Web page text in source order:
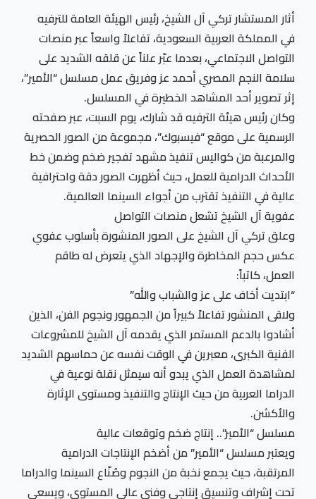
أثار المستشار تركي آل الشيخ، رئيس الهيئة العامة للترفيه
في المملكة العربية السعودية، تفاعلاً واسعاً عبر منصات
التواصل الاجتماعي، بعدما عبّر علناً عن قلقه الشديد على
سلامة النجم المصري أحمد عز وفريق عمل مسلسل “الأمير”،
إثر تصوير أحد المشاهد الخطيرة في المسلسل.
وكان رئيس هيئة الترفيه قد شارك، يوم السبت، عبر صفحته
الرسمية على موقع “فيسبوك”، مجموعة من الصور الحصرية
والمرعبة من كواليس تنفيذ مشهد تفجير ضخم وضمن خط
الأحداث الدرامية للعمل، حيث أظهرت الصور دقة واحترافية
عالية في التنفيذ تقترب من أجواء السينما العالمية.
عفوية آل الشيخ تشعل منصات التواصل
وعلق تركي آل الشيخ على الصور المنشورة بأسلوب عفوي
عكس حجم المخاطرة والإجهاد الذي يتعرض له طاقم
العمل، كاتباً:
“ابتديت أخاف على عز والشباب والله”
ولاقى المنشور تفاعلاً كبيراً من الجمهور ونجوم الفن، الذين
أشادوا بالدعم المستمر الذي يقدمه آل الشيخ للمشروعات
الفنية الكبرى، معبرين في الوقت نفسه عن حماسهم الشديد
لمشاهدة العمل الذي يبدو أنه سيمثل نقلة نوعية في
الدراما العربية من حيث الإنتاج والتنفيذ ومستوى الإثارة
والأكشن.
مسلسل “الأمير”.. إنتاج ضخم وتوقعات عالية
ويعتبر مسلسل “الأمير” من أضخم الإنتاجات الدرامية
المرتقبة، حيث يجمع نخبة من النجوم وصُنّاع السينما والدراما
تحت إشراف وتنسيق إنتاجي وفني عالي المستوى، ويسعى